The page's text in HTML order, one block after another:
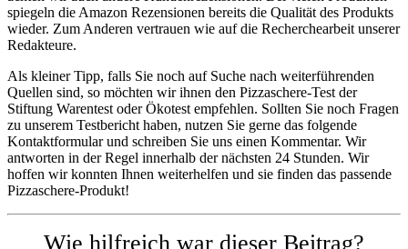
spiegeln die Amazon Rezensionen bereits die Qualität des Produkts
wieder. Zum Anderen vertrauen wie auf die Recherchearbeit unserer
Redakteure.
Als kleiner Tipp, falls Sie noch auf Suche nach weiterführenden
Quellen sind, so möchten wir ihnen den Pizzaschere-Test der
Stiftung Warentest oder Ökotest empfehlen. Sollten Sie noch Fragen
zu unserem Testbericht haben, nutzen Sie gerne das folgende
Kontaktformular und schreiben Sie uns einen Kommentar. Wir
antworten in der Regel innerhalb der nächsten 24 Stunden. Wir
hoffen wir konnten Ihnen weiterhelfen und sie finden das passende
Pizzaschere-Produkt!
Wie hilfreich war dieser Beitrag?